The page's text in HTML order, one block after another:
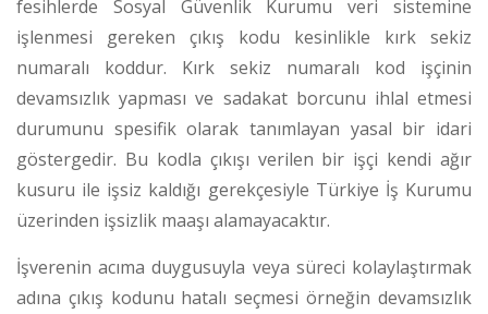
fesihlerde Sosyal Güvenlik Kurumu veri sistemine
işlenmesi gereken çıkış kodu kesinlikle kırk sekiz
numaralı koddur. Kırk sekiz numaralı kod işçinin
devamsızlık yapması ve sadakat borcunu ihlal etmesi
durumunu spesifik olarak tanımlayan yasal bir idari
göstergedir. Bu kodla çıkışı verilen bir işçi kendi ağır
kusuru ile işsiz kaldığı gerekçesiyle Türkiye İş Kurumu
üzerinden işsizlik maaşı alamayacaktır.
İşverenin acıma duygusuyla veya süreci kolaylaştırmak
adına çıkış kodunu hatalı seçmesi örneğin devamsızlık